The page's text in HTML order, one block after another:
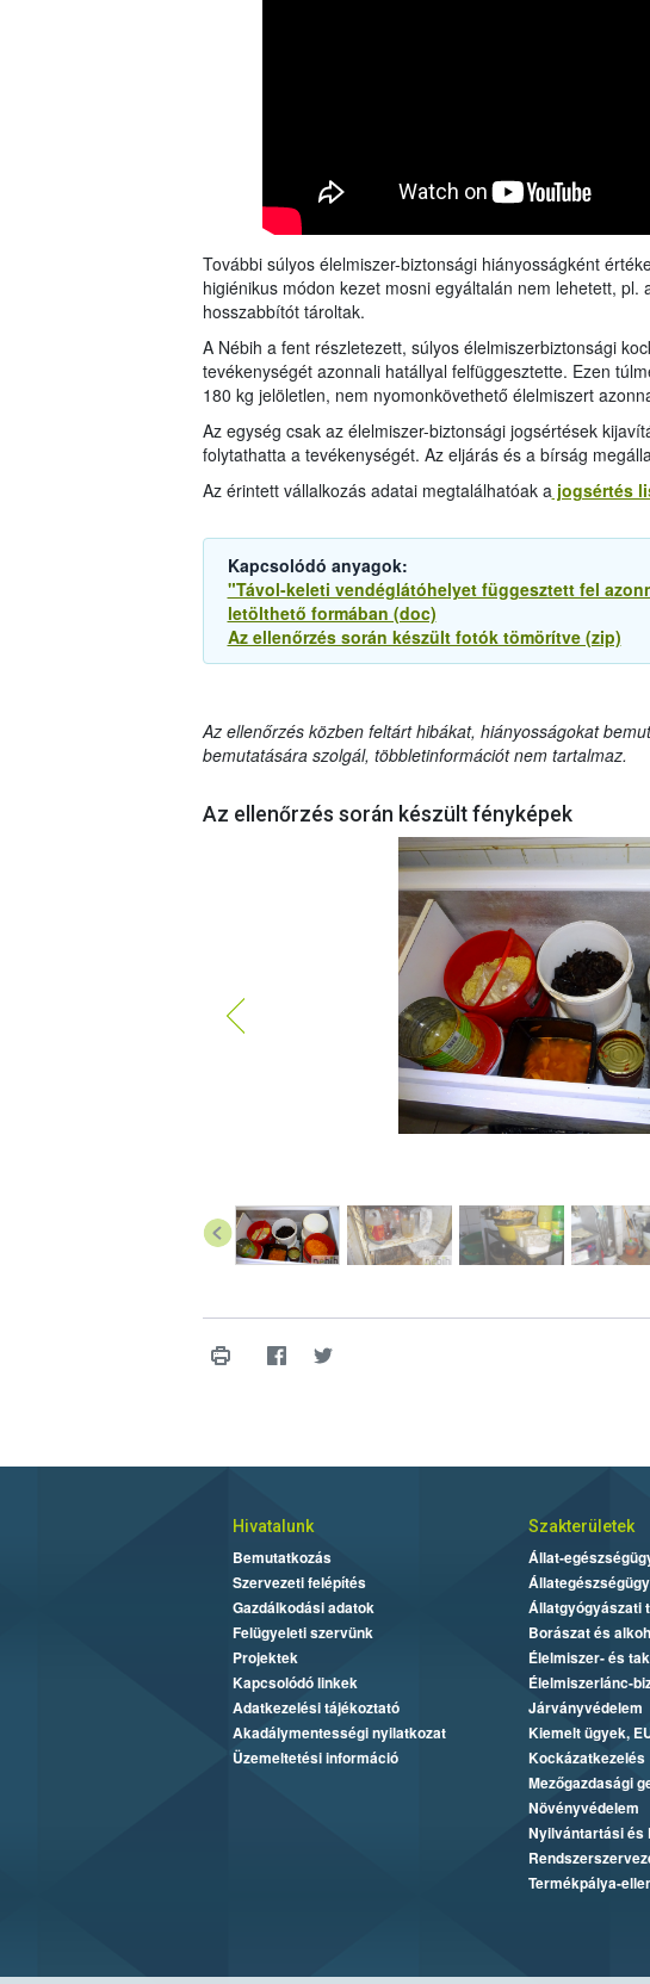
További súlyos élelmiszer-biztonsági hiányosságként
higiénikus módon kezet mosni egyáltalán nem lehetett, pl.
hosszabbítót tároltak.
A Nébih a fent részletezett, súlyos élelmiszerbiztonsági
tevékenységét azonnali hatállyal felfüggesztette. Ezen
180 kg jelöletlen, nem nyomonkövethető élelmiszert
Az egység csak az élelmiszer-biztonsági jogsértések
folytathatta a tevékenységét. Az eljárás és a bírság
Az érintett vállalkozás adatai megtalálhatóak ajogsértés
Kapcsolódó anyagok:
"Távol-keleti vendéglátóhelyet függesztett fel
letölthető formában (doc)
Az ellenőrzés során készült fotók tömörítve (zip)
Az ellenőrzés közben feltárt hibákat, hiányosságokat
bemutatására szolgál, többletinformációt nem tartalmaz.
Az ellenőrzés során készült fényképek
Hivatalunk
Bemutatkozás
Szervezeti felépítés
Gazdálkodási adatok
Felügyeleti szervünk
Projektek
Kapcsolódó linkek
Adatkezelési tájékoztató
Akadálymentességi nyilatkozat
Üzemeltetési információ
Szakterületek
Állat-
Állatgyógyászati
Borászat és
Élelmiszer- és
Élelmiszerlánc-
Járványvédelem
Kiemelt ügyek,
Kockázatkezelés
Mezőgazdasági
Növényvédelem
Nyilvántartási és
Termékpálya-